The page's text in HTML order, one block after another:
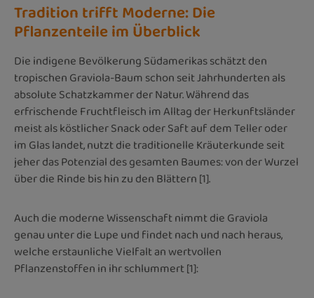
Tradition trifft Moderne: Die
Pflanzenteile im Überblick
Die indigene Bevölkerung Südamerikas schätzt den
tropischen Graviola-Baum schon seit Jahrhunderten als
absolute Schatzkammer der Natur. Während das
erfrischende Fruchtfleisch im Alltag der Herkunftsländer
meist als köstlicher Snack oder Saft auf dem Teller oder
im Glas landet, nutzt die traditionelle Kräuterkunde seit
jeher das Potenzial des gesamten Baumes: von der Wurzel
über die Rinde bis hin zu den Blättern [1].
Auch die moderne Wissenschaft nimmt die Graviola
genau unter die Lupe und findet nach und nach heraus,
welche erstaunliche Vielfalt an wertvollen
Pflanzenstoffen in ihr schlummert [1]: